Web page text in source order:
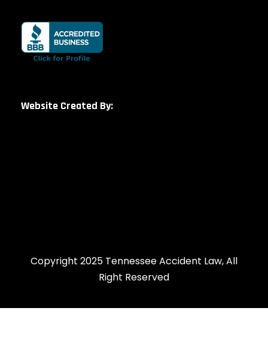
Website Created By:
Copyright 2025 Tennessee Accident Law, All
Right Reserved